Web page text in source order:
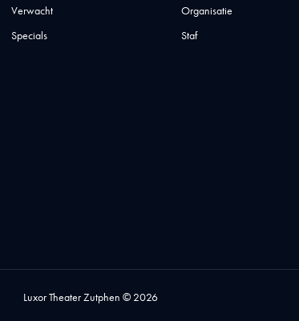
Verwacht
Specials
Organisatie
Staf
Luxor Theater Zutphen © 2026